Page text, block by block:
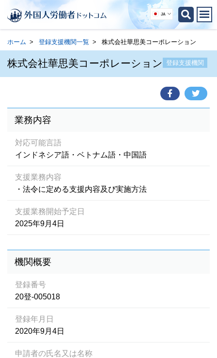
JA
ホーム 登録支援機関一覧 株式会社華思美コーポレーション
株式会社華思美コーポレーション 登録支援機関
業務内容
対応可能言語
インドネシア語・ベトナム語・中国語
支援業務内容
・法令に定める支援内容及び実施方法
支援業務開始予定日
2025年9月4日
機関概要
登録番号
20登-005018
登録年月日
2020年9月4日
申請者の氏名又は名称